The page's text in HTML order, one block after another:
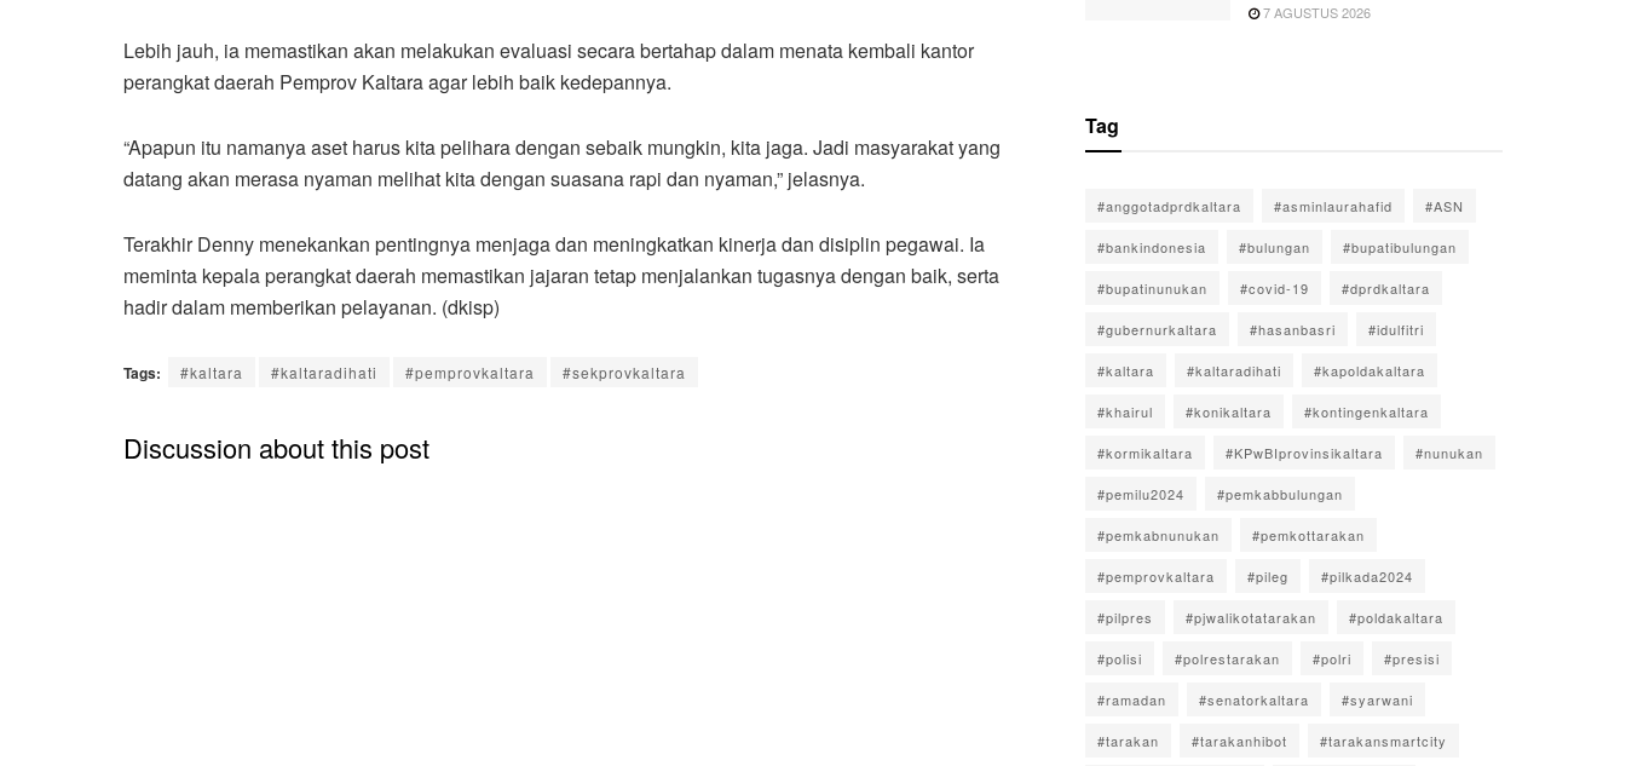
Lebih jauh, ia memastikan akan melakukan evaluasi secara bertahap dalam menata kembali kantor
perangkat daerah Pemprov Kaltara agar lebih baik kedepannya.
“Apapun itu namanya aset harus kita pelihara dengan sebaik mungkin, kita jaga. Jadi masyarakat yang
datang akan merasa nyaman melihat kita dengan suasana rapi dan nyaman,” jelasnya.
Terakhir Denny menekankan pentingnya menjaga dan meningkatkan kinerja dan disiplin pegawai. Ia
meminta kepala perangkat daerah memastikan jajaran tetap menjalankan tugasnya dengan baik, serta
hadir dalam memberikan pelayanan. (dkisp)
Tags: #kaltara #kaltaradihati #pemprovkaltara #sekprovkaltara
Discussion about this post
7 AGUSTUS 2026
Tag
#anggotadprdkaltara #asminlaurahafid #ASN
#bankindonesia #bulungan #bupatibulungan
#bupatinunukan #covid-19 #dprdkaltara
#gubernurkaltara #hasanbasri #idulfitri
#kaltara #kaltaradihati #kapoldakaltara
#khairul #konikaltara #kontingenkaltara
#kormikaltara #KPwBIprovinsikaltara #nunukan
#pemilu2024 #pemkabbulungan
#pemkabnunukan #pemkottarakan
#pemprovkaltara #pileg #pilkada2024
#pilpres #pjwalikotatarakan #poldakaltara
#polisi #polrestarakan #polri #presisi
#ramadan #senatorkaltara #syarwani
#tarakan #tarakanhibot #tarakansmartcity